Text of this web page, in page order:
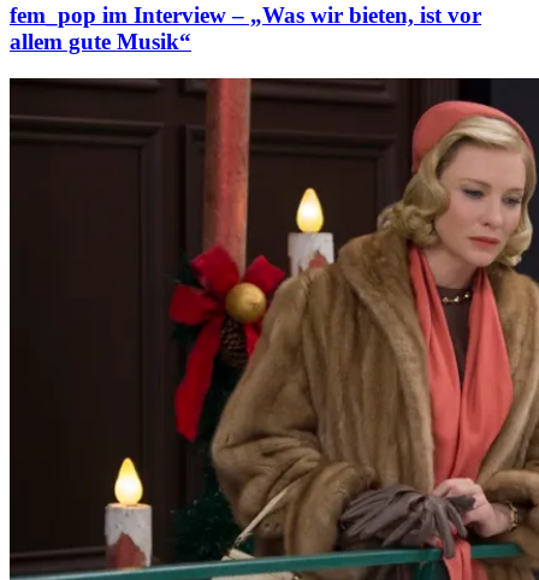
fem_pop im Interview – „Was wir bieten, ist vor
allem gute Musik“